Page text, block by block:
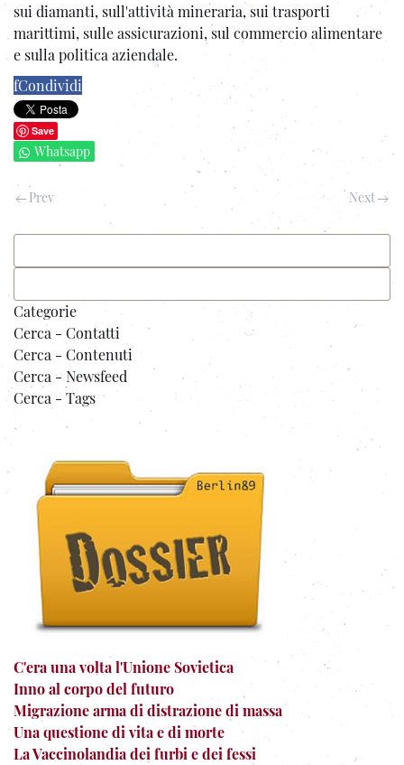
sui diamanti, sull'attività mineraria, sui trasporti
marittimi, sulle assicurazioni, sul commercio alimentare
e sulla politica aziendale.
fCondividi
Save
Whatsapp
Prev Next
Categorie
Cerca - Contatti
Cerca - Contenuti
Cerca - Newsfeed
Cerca - Tags
C'era una volta l'Unione Sovietica
Inno al corpo del futuro
Migrazione arma di distrazione di massa
Una questione di vita e di morte
La Vaccinolandia dei furbi e dei fessi